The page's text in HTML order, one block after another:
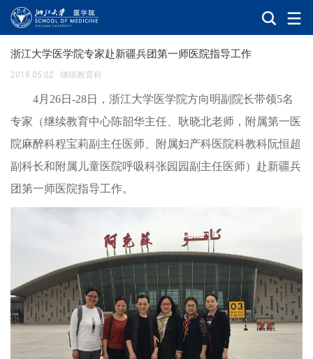
浙江大学医学院专家赴新疆兵团第一师医院指导工作
2018.05.02 · 继续教育科
4月26日-28日，浙江大学医学院方向明副院长带领5名
专家（继续教育中心陈韶华主任、耿晓北老师，附属第一医
院麻醉科程宝莉副主任医师、附属妇产科医院科教科阮恒超
副科长和附属儿童医院呼吸科张园园副主任医师）赴新疆兵
团第一师医院指导工作。